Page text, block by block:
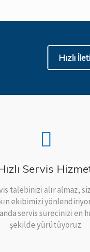
Hızlı
Servis
talebinizi alır almaz,
ekibimizi
servis sürecinizi en
şekilde yürütüyoruz.